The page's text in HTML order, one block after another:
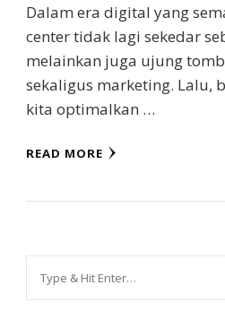
Dalam era digital yang
center tidak lagi sekedar
melainkan juga ujung
sekaligus marketing. Lalu,
kita optimalkan …
READ MORE